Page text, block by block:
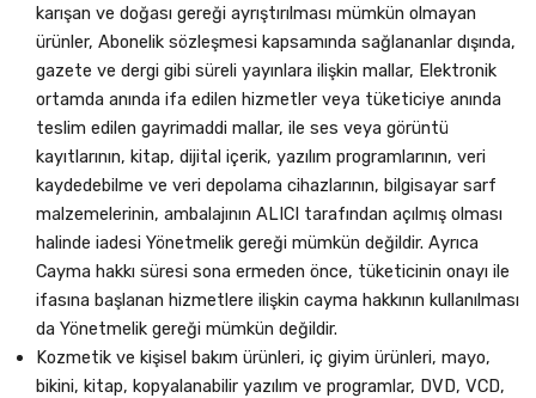
karışan ve doğası gereği ayrıştırılması mümkün olmayan
ürünler, Abonelik sözleşmesi kapsamında sağlananlar dışında,
gazete ve dergi gibi süreli yayınlara ilişkin mallar, Elektronik
ortamda anında ifa edilen hizmetler veya tüketiciye anında
teslim edilen gayrimaddi mallar, ile ses veya görüntü
kayıtlarının, kitap, dijital içerik, yazılım programlarının, veri
kaydedebilme ve veri depolama cihazlarının, bilgisayar sarf
malzemelerinin, ambalajının ALICI tarafından açılmış olması
halinde iadesi Yönetmelik gereği mümkün değildir. Ayrıca
Cayma hakkı süresi sona ermeden önce, tüketicinin onayı ile
ifasına başlanan hizmetlere ilişkin cayma hakkının kullanılması
da Yönetmelik gereği mümkün değildir.
Kozmetik ve kişisel bakım ürünleri, iç giyim ürünleri, mayo,
bikini, kitap, kopyalanabilir yazılım ve programlar, DVD, VCD,